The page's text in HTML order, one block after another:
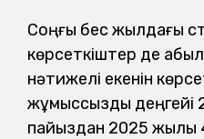
Соңғы бес жылдағы
көрсеткіштер де
нәтижелі екенін
жұмыссыздық
пайыздан 2025 жылы